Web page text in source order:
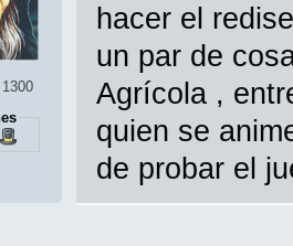
hacer el
un par de
Agrícola ,
quien se
de probar el